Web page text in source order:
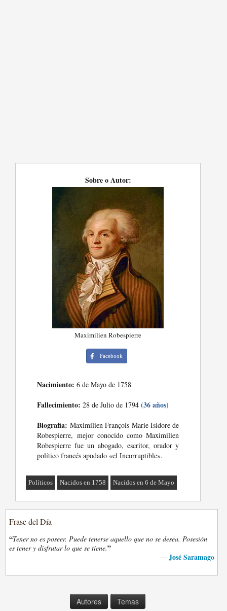
Sobre o Autor:
Maximilien Robespierre
Facebook
Nacimiento: 6 de Mayo de 1758
Fallecimiento: 28 de Julio de 1794(36 años)
Biografia: Maximilien François Marie Isidore de
Robespierre, mejor conocido como Maximilien
Robespierre fue un abogado, escritor, orador y
político francés apodado «el Incorruptible».
Políticos Nacidos en 1758 Nacidos en 6 de Mayo
Frase del Día
“Tener no es poseer. Puede tenerse aquello que no se desea. Posesión
es tener y disfrutar lo que se tiene.”
— José Saramago
Autores Temas